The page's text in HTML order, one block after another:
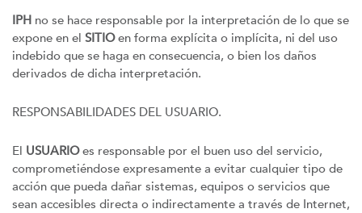
IPH no se hace responsable por la interpretación de lo que se
expone en el SITIOen forma explícita o implícita, ni del uso
indebido que se haga en consecuencia, o bien los daños
derivados de dicha interpretación.
RESPONSABILIDADES DEL USUARIO.
El USUARIOes responsable por el buen uso del servicio,
comprometiéndose expresamente a evitar cualquier tipo de
acción que pueda dañar sistemas, equipos o servicios que
sean accesibles directa o indirectamente a través de Internet,